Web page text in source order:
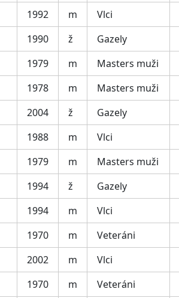
1992
m Vlci
1990
ž Gazely
1979
m Masters muži
1978
m Masters muži
2004
ž Gazely
1988
m Vlci
1979
m Masters muži
1994
ž Gazely
1994
m Vlci
1970
m Veteráni
2002
m Vlci
1970
m Veteráni